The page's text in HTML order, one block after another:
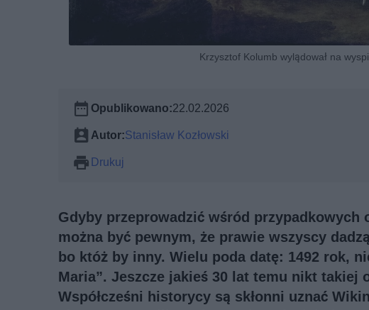
Krzysztof Kolumb wylądował na
Opublikowano:22.02.2026
Autor:Stanisław Kozłowski
Drukuj
Gdyby przeprowadzić wśród przypadkowych
można być pewnym, że prawie wszyscy
bo któż by inny. Wielu poda datę: 1492 rok,
Maria”. Jeszcze jakieś 30 lat temu nikt takiej
Współcześni historycy są skłonni uznać